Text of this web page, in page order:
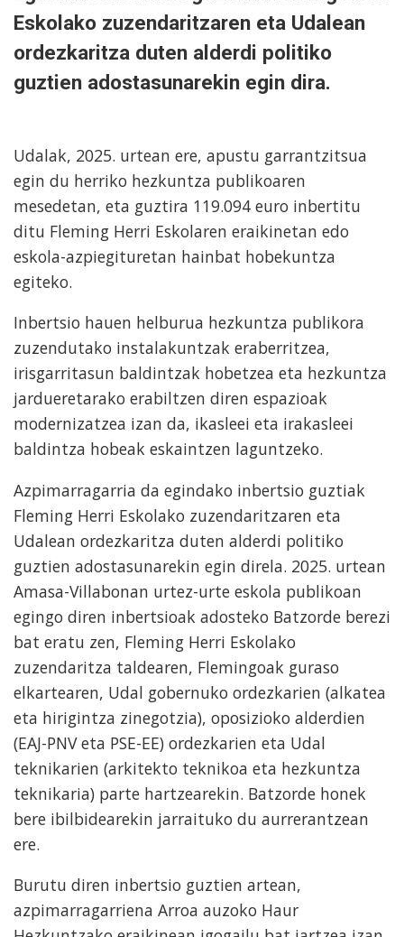
Eskolako zuzendaritzaren eta Udalean
ordezkaritza duten alderdi politiko
guztien adostasunarekin egin dira.
Udalak, 2025. urtean ere, apustu garrantzitsua
egin du herriko hezkuntza publikoaren
mesedetan, eta guztira 119.094 euro inbertitu
ditu Fleming Herri Eskolaren eraikinetan edo
eskola-azpiegituretan hainbat hobekuntza
egiteko.
Inbertsio hauen helburua hezkuntza publikora
zuzendutako instalakuntzak eraberritzea,
irisgarritasun baldintzak hobetzea eta hezkuntza
jardueretarako erabiltzen diren espazioak
modernizatzea izan da, ikasleei eta irakasleei
baldintza hobeak eskaintzen laguntzeko.
Azpimarragarria da egindako inbertsio guztiak
Fleming Herri Eskolako zuzendaritzaren eta
Udalean ordezkaritza duten alderdi politiko
guztien adostasunarekin egin direla. 2025. urtean
Amasa-Villabonan urtez-urte eskola publikoan
egingo diren inbertsioak adosteko Batzorde berezi
bat eratu zen, Fleming Herri Eskolako
zuzendaritza taldearen, Flemingoak guraso
elkartearen, Udal gobernuko ordezkarien (alkatea
eta hirigintza zinegotzia), oposizioko alderdien
(EAJ-PNV eta PSE-EE) ordezkarien eta Udal
teknikarien (arkitekto teknikoa eta hezkuntza
teknikaria) parte hartzearekin. Batzorde honek
bere ibilbidearekin jarraituko du aurrerantzean
ere.
Burutu diren inbertsio guztien artean,
azpimarragarriena Arroa auzoko Haur